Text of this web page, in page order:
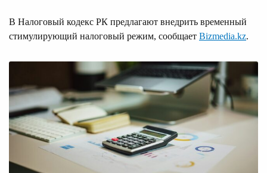
В Налоговый кодекс РК предлагают внедрить временный
стимулирующий налоговый режим, сообщает Bizmedia.kz.